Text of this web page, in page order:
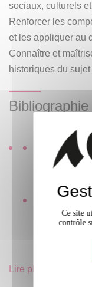
envisagées. La
l’analyse de ce
séances sont
facettes de la
sociaux, culturels
Renforcer les
et les appliquer au
Connaître et
historiques du
Bibliographie
Quentin
: histoire,
André
la
Lire plus
Ce site
contrôle